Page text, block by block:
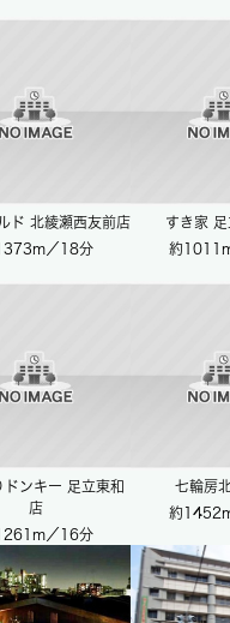
ド 北綾瀬西友前店
／18分
すき家
約
ドンキー 足立東和
店
／16分
七輪房
約